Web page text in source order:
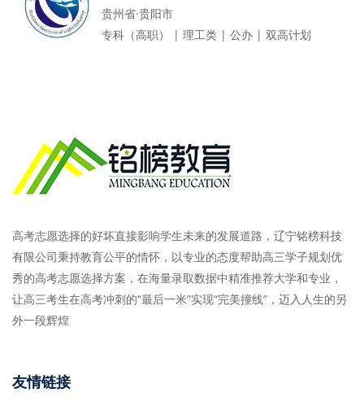
贵州省·贵阳市
专科（高职） | 理工类 | 公办 | 双高计划
高考志愿选择的好坏直接影响学生未来的发展道路，辽宁铭榜科技
有限公司秉持教育公平的情怀，以专业的态度帮助高三学子规划优
秀的高考志愿选择方案，在海量录取数据中精准推荐大学和专业，
让高三考生在高考冲刺的“最后一米”实现“完美撞线”，迈入人生的另
外一段辉煌
友情链接